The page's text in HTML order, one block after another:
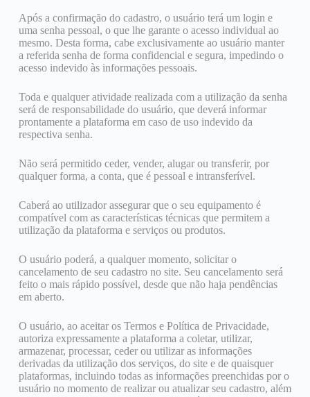
Após a confirmação do cadastro, o usuário terá um login e
uma senha pessoal, o que lhe garante o acesso individual ao
mesmo. Desta forma, cabe exclusivamente ao usuário manter
a referida senha de forma confidencial e segura, impedindo o
acesso indevido às informações pessoais.
Toda e qualquer atividade realizada com a utilização da senha
será de responsabilidade do usuário, que deverá informar
prontamente a plataforma em caso de uso indevido da
respectiva senha.
Não será permitido ceder, vender, alugar ou transferir, por
qualquer forma, a conta, que é pessoal e intransferível.
Caberá ao utilizador assegurar que o seu equipamento é
compatível com as características técnicas que permitem a
utilização da plataforma e serviços ou produtos.
O usuário poderá, a qualquer momento, solicitar o
cancelamento de seu cadastro no site. Seu cancelamento será
feito o mais rápido possível, desde que não haja pendências
em aberto.
O usuário, ao aceitar os Termos e Política de Privacidade,
autoriza expressamente a plataforma a coletar, utilizar,
armazenar, processar, ceder ou utilizar as informações
derivadas da utilização dos serviços, do site e de quaisquer
plataformas, incluindo todas as informações preenchidas por o
usuário no momento de realizar ou atualizar seu cadastro, além